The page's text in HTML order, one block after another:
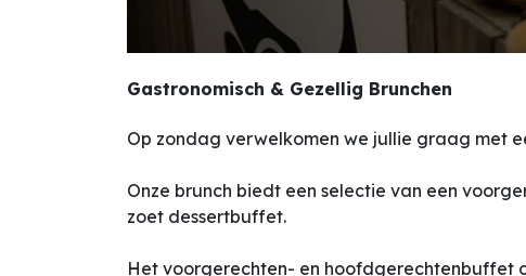
Gastronomisch & Gezellig Brunchen
Op zondag verwelkomen we jullie graag met
Onze brunch biedt een selectie van een
zoet dessertbuffet.
Het voorgerechten- en hoofdgerechtenbuffet